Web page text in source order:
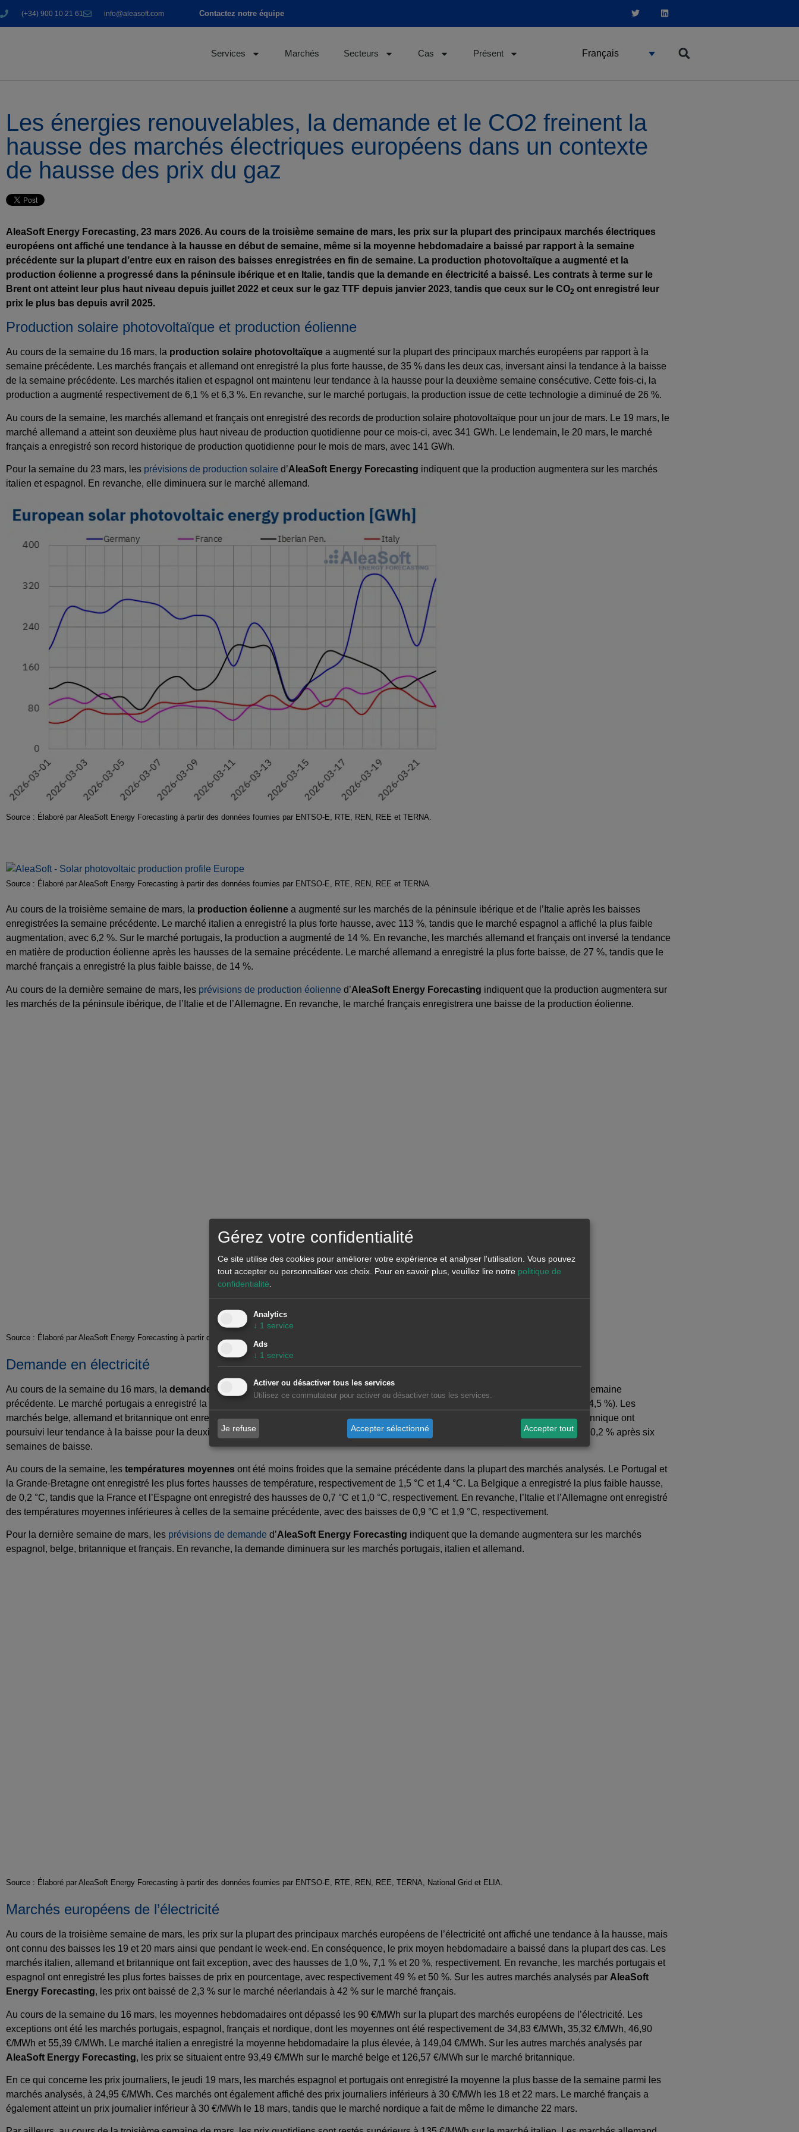
(+34) 900 10 21 61 info@aleasoft.com Contactez notre équipe
Services Marchés Secteurs Cas Présent Français
Les énergies renouvelables, la demande et le CO2 freinent la
hausse des marchés électriques européens dans un contexte
de hausse des prix du gaz
AleaSoft Energy Forecasting, 23 mars 2026. Au cours de la troisième semaine de mars, les prix sur la plupart des principaux marchés électriques
européens ont affiché une tendance à la hausse en début de semaine, même si la moyenne hebdomadaire a baissé par rapport à la semaine
précédente sur la plupart d’entre eux en raison des baisses enregistrées en fin de semaine. La production photovoltaïque a augmenté et la
production éolienne a progressé dans la péninsule ibérique et en Italie, tandis que la demande en électricité a baissé. Les contrats à terme sur le
Brent ont atteint leur plus haut niveau depuis juillet 2022 et ceux sur le gaz TTF depuis janvier 2023, tandis que ceux sur le CO2 ont enregistré leur
prix le plus bas depuis avril 2025.
Production solaire photovoltaïque et production éolienne
Au cours de la semaine du 16 mars, la production solaire photovoltaïque a augmenté sur la plupart des principaux marchés européens par rapport à la
semaine précédente. Les marchés français et allemand ont enregistré la plus forte hausse, de 35 % dans les deux cas, inversant ainsi la tendance à la baisse
de la semaine précédente. Les marchés italien et espagnol ont maintenu leur tendance à la hausse pour la deuxième semaine consécutive. Cette fois-ci, la
production a augmenté respectivement de 6,1 % et 6,3 %. En revanche, sur le marché portugais, la production issue de cette technologie a diminué de 26 %.
Au cours de la semaine, les marchés allemand et français ont enregistré des records de production solaire photovoltaïque pour un jour de mars. Le 19 mars, le
marché allemand a atteint son deuxième plus haut niveau de production quotidienne pour ce mois-ci, avec 341 GWh. Le lendemain, le 20 mars, le marché
français a enregistré son record historique de production quotidienne pour le mois de mars, avec 141 GWh.
Pour la semaine du 23 mars, les prévisions de production solaire d’AleaSoft Energy Forecasting indiquent que la production augmentera sur les marchés
italien et espagnol. En revanche, elle diminuera sur le marché allemand.
Source : Élaboré par AleaSoft Energy Forecasting à partir des données fournies par ENTSO-E, RTE, REN, REE et TERNA.
Source : Élaboré par AleaSoft Energy Forecasting à partir des données fournies par ENTSO-E, RTE, REN, REE et TERNA.
Au cours de la troisième semaine de mars, la production éolienne a augmenté sur les marchés de la péninsule ibérique et de l’Italie après les baisses
enregistrées la semaine précédente. Le marché italien a enregistré la plus forte hausse, avec 113 %, tandis que le marché espagnol a affiché la plus faible
augmentation, avec 6,2 %. Sur le marché portugais, la production a augmenté de 14 %. En revanche, les marchés allemand et français ont inversé la tendance
en matière de production éolienne après les hausses de la semaine précédente. Le marché allemand a enregistré la plus forte baisse, de 27 %, tandis que le
marché français a enregistré la plus faible baisse, de 14 %.
Au cours de la dernière semaine de mars, les prévisions de production éolienne d’AleaSoft Energy Forecasting indiquent que la production augmentera sur
les marchés de la péninsule ibérique, de l’Italie et de l’Allemagne. En revanche, le marché français enregistrera une baisse de la production éolienne.
Source : Élaboré par AleaSoft Energy Forecasting à partir des données fournies par ENTSO-E, RTE, REN, REE et TERNA.
Demande en électricité
Au cours de la semaine du 16 mars, la demande d’électricité
a diminué sur la plupart des principaux marchés européens par rapport à la semaine
précédente. Le marché portugais a enregistré la plus forte baisse, avec 5,9 %, suivi par le marché espagnol (-5,0 %) et le marché français (-4,5 %). Les
marchés belge, allemand et britannique ont enregistré des baisses de 1,4 %, 1,5 % et 3,8 %, respectivement. Les marchés espagnol et britannique ont
poursuivi leur tendance à la baisse pour la deuxième semaine consécutive. En revanche, sur le marché italien, la demande a augmenté de 0,2 % après six
semaines de baisse.
Au cours de la semaine, les températures moyennes ont été moins froides que la semaine précédente dans la plupart des marchés analysés. Le Portugal et
la Grande-Bretagne ont enregistré les plus fortes hausses de température, respectivement de 1,5 °C et 1,4 °C. La Belgique a enregistré la plus faible hausse,
de 0,2 °C, tandis que la France et l’Espagne ont enregistré des hausses de 0,7 °C et 1,0 °C, respectivement. En revanche, l’Italie et l’Allemagne ont enregistré
des températures moyennes inférieures à celles de la semaine précédente, avec des baisses de 0,9 °C et 1,9 °C, respectivement.
Pour la dernière semaine de mars, les prévisions de demande d’AleaSoft Energy Forecasting indiquent que la demande augmentera sur les marchés
espagnol, belge, britannique et français. En revanche, la demande diminuera sur les marchés portugais, italien et allemand.
Source : Élaboré par AleaSoft Energy Forecasting à partir des données fournies par ENTSO-E, RTE, REN, REE, TERNA, National Grid et ELIA.
Marchés européens de l’électricité
Au cours de la troisième semaine de mars, les prix sur la plupart des principaux marchés européens de l’électricité ont affiché une tendance à la hausse, mais
ont connu des baisses les 19 et 20 mars ainsi que pendant le week-end. En conséquence, le prix moyen hebdomadaire a baissé dans la plupart des cas. Les
marchés italien, allemand et britannique ont fait exception, avec des hausses de 1,0 %, 7,1 % et 20 %, respectivement. En revanche, les marchés portugais et
espagnol ont enregistré les plus fortes baisses de prix en pourcentage, avec respectivement 49 % et 50 %. Sur les autres marchés analysés par AleaSoft
Energy Forecasting, les prix ont baissé de 2,3 % sur le marché néerlandais à 42 % sur le marché français.
Au cours de la semaine du 16 mars, les moyennes hebdomadaires ont dépassé les 90 €/MWh sur la plupart des marchés européens de l’électricité. Les
exceptions ont été les marchés portugais, espagnol, français et nordique, dont les moyennes ont été respectivement de 34,83 €/MWh, 35,32 €/MWh, 46,90
€/MWh et 55,39 €/MWh. Le marché italien a enregistré la moyenne hebdomadaire la plus élevée, à 149,04 €/MWh. Sur les autres marchés analysés par
AleaSoft Energy Forecasting, les prix se situaient entre 93,49 €/MWh sur le marché belge et 126,57 €/MWh sur le marché britannique.
En ce qui concerne les prix journaliers, le jeudi 19 mars, les marchés espagnol et portugais ont enregistré la moyenne la plus basse de la semaine parmi les
marchés analysés, à 24,95 €/MWh. Ces marchés ont également affiché des prix journaliers inférieurs à 30 €/MWh les 18 et 22 mars. Le marché français a
également atteint un prix journalier inférieur à 30 €/MWh le 18 mars, tandis que le marché nordique a fait de même le dimanche 22 mars.
Gérez votre confidentialité
Ce site utilise des cookies pour améliorer votre expérience et analyser l'utilisation. Vous pouvez
tout accepter ou personnaliser vos choix. Pour en savoir plus, veuillez lire notre politique de
confidentialité
Analytics
↓ 1 service
Ads
↓ 1 service
Activer ou désactiver tous les services
Utilisez ce commutateur pour activer ou désactiver tous les services.
Je refuse Accepter sélectionné Accepter tout